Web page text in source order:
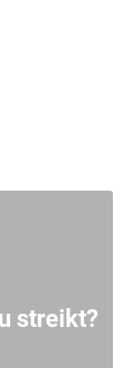
streikt?